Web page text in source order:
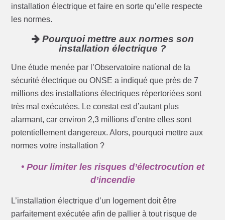
installation électrique et faire en sorte qu’elle respecte
les normes.
Pourquoi mettre aux normes son
installation électrique ?
Une étude menée par l’Observatoire national de la
sécurité électrique ou ONSE a indiqué que près de 7
millions des installations électriques répertoriées sont
très mal exécutées. Le constat est d’autant plus
alarmant, car environ 2,3 millions d’entre elles sont
potentiellement dangereux. Alors, pourquoi mettre aux
normes votre installation ?
• Pour limiter les risques d’électrocution et
d’incendie
L’installation électrique d’un logement doit être
parfaitement exécutée afin de pallier à tout risque de